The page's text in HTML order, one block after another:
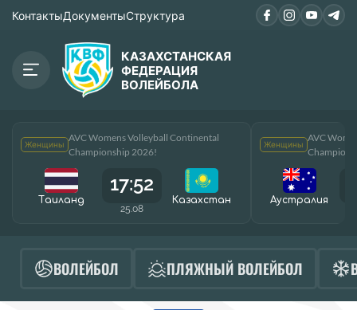
КонтактыДокументыСтруктура
КАЗАХСТАНСКАЯ
ФЕДЕРАЦИЯ
ВОЛЕЙБОЛА
Женщины
AVC Womens Volleyball Continental
Championship 2026!
Таиланд
17:52
25.08
Казахстан
Женщины
AVC
Аустралия
ВОЛЕЙБОЛ ПЛЯЖНЫЙ ВОЛЕЙБОЛ